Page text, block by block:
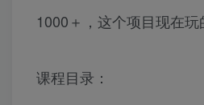
1000＋，这个项目现在
课程目录：